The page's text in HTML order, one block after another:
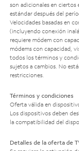
son adicionales en ciertos
estándar después del
Velocidades basadas en
(incluyendo conexión
requiere módem con
módems con capacidad,
todos los términos y
sujetos a cambios. No
restricciones.
Términos y condiciones
Oferta válida en
Los dispositivos deben
la compatibilidad del
Detalles de la oferta de